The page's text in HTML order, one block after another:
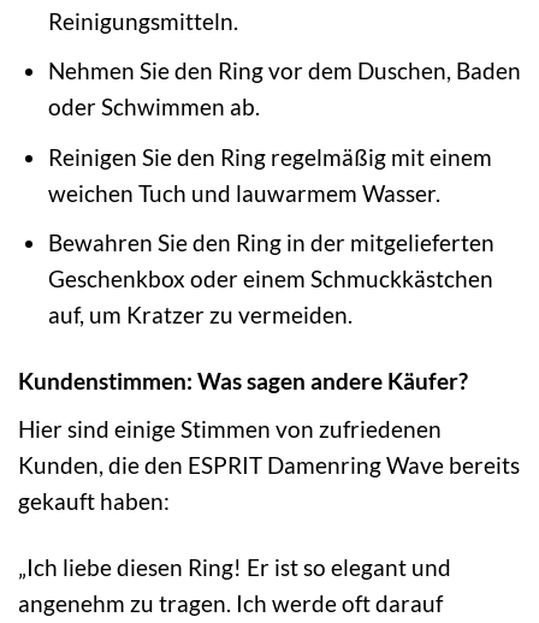
Reinigungsmitteln.
Nehmen Sie den Ring vor dem Duschen, Baden
oder Schwimmen ab.
Reinigen Sie den Ring regelmäßig mit einem
weichen Tuch und lauwarmem Wasser.
Bewahren Sie den Ring in der mitgelieferten
Geschenkbox oder einem Schmuckkästchen
auf, um Kratzer zu vermeiden.
Kundenstimmen: Was sagen andere Käufer?
Hier sind einige Stimmen von zufriedenen
Kunden, die den ESPRIT Damenring Wave bereits
gekauft haben:
„Ich liebe diesen Ring! Er ist so elegant und
angenehm zu tragen. Ich werde oft darauf